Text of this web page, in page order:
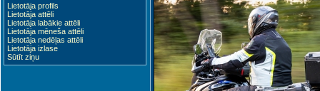
Lietotāja profils
Lietotāja attēli
Lietotāja labākie attēli
Lietotāja mēneša attēli
Lietotāja nedēļas attēli
Lietotāja izlase
Sūtīt ziņu